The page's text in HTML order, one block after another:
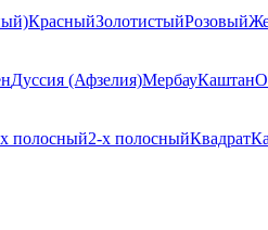
КрасныйЗолотистыйРозовый
Дуссия (Афзелия)МербауКаштан
полосный2-х полосныйКвадрат